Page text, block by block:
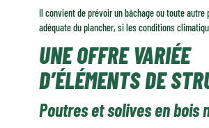
Il convient de prévoir un bâchage ou toute autre
adéquate du plancher, si les conditions
UNE OFFRE VARIÉE
D’ÉLÉMENTS DE
Poutres et solives en bois